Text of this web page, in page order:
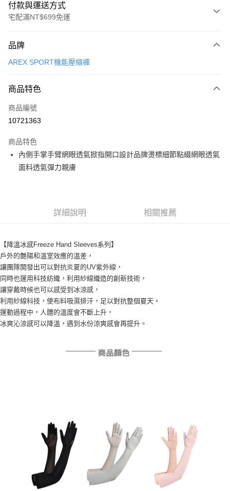
付款與運送方式
宅配滿NT$699免運
信用卡一次付款
Apple Pay
街口支付
Google Pay
全盈+PAY
【大哥付你分期使用說明】
1.本服務由台灣大哥大提供，台灣大哥大用戶可立即使用無須另外申請。
成交易。
3.實際核准額度、可分期數及費用金額請依後續交易確認頁面所載為準。
4.訂單成立30分鐘內，如未前往確認交易或遇審核未通過，訂單將自動取
法說明評估內容。
【繳款方式說明】
1.分期款項不併入電信帳單，「大哥付你分期」於每月結算日後寄送繳費提
醒簡訊。
2.透過簡訊連結打開帳單後，可選擇「超商條碼／台灣大直營門市／銀行轉
帳／街口支付／iPASS MONEY」等通路繳費。
1.本服務係由「台灣大哥大股份有限公司」（以下簡稱本公司）所提供，讓
AFTEE先享後付
【關於「AFTEE先享後付」】
AFTEE先享後付是「在收到商品之後才付款」的支付方式。 讓您購物簡單
便利好安心！
１．簡單：不需註冊會員、不需綁卡、不需儲值。
２．便利：只要手機號碼，簡訊認證，即可結帳。
３．安心：先確認商品／服務後，再付款。
【「AFTEE先享後付」結帳流程】
１．於結帳方式選擇「AFTEE先享後付」後，將跳轉至「AFTEE先享後付」
結帳頁面，進行簡訊認證並確認金額後，即可完成結帳。
ATM／網路銀行／等多元方式進行付款，方視為交易完成。
【注意事項】
１．透過由恩沛科技股份有限公司提供之「AFTEE先享後付」服務完成之交
易，需依本服務之必要範圍內提供個人資料，並將交易相關給付款項請求債
權轉讓予恩沛科技股份有限公司。
２．關於個人資料處理事宜，請瀏覽以下網址：
https://aftee.tw/terms/#terms3
３．未成年的使用者請事先徵得法定代理人或監護人之同意方可使用
「AFTEE先享後付」，若未經同意申辦者引起之損失，本公司不負相關責
ATM付款
運送方式
AREX SPORT-宅配
每筆NT$80，滿NT$699(含以上)免運費
品牌
AREX SPORT機能壓縮褲
商品特色
商品編號
10721363
商品特色
內側手掌手臂網眼透氣掀指開口設計品牌燙標細節點綴網眼透氣
面料透氣彈力親膚
詳細說明 相關推薦
【降溫冰感Freeze Hand Sleeves系列】
戶外的艷陽和溫室效應的溫差，
讓團隊開發出可以對抗炎夏的UV紫外線，
同時也運用科技紡織，利用紗線織造的創新技術，
讓穿戴時候也可以感受到冰涼感，
利用紗線科技，使布料吸濕排汗，足以對抗整個夏天。
運動過程中，人體的溫度會不斷上升，
冰爽沁涼感可以降溫，遇到水份涼爽感會再提升。